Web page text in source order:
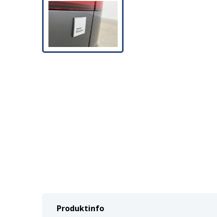
Produktinfo